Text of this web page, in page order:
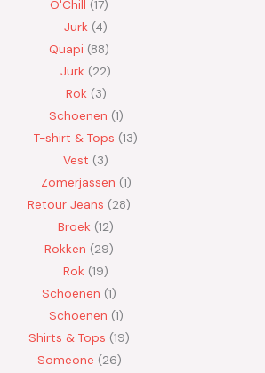
O'Chill
17
Jurk 4
Quapi 88
Jurk 22
Rok 3
Schoenen 1
T-shirt & Tops 13
Vest
3
Zomerjassen 1
Retour Jeans
28
Broek 12
Rokken
29
Rok 19
Schoenen 1
Schoenen 1
Shirts & Tops 19
Someone 26